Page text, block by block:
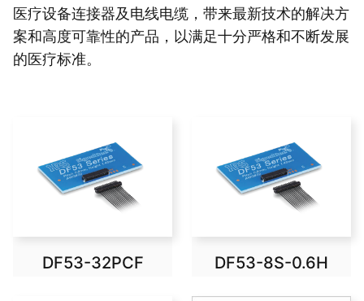
医疗设备连接器及电线电缆，带来最新技术的解决方
案和高度可靠性的产品，以满足十分严格和不断发展
的医疗标准。
DF53-32PCF DF53-8S-0.6H